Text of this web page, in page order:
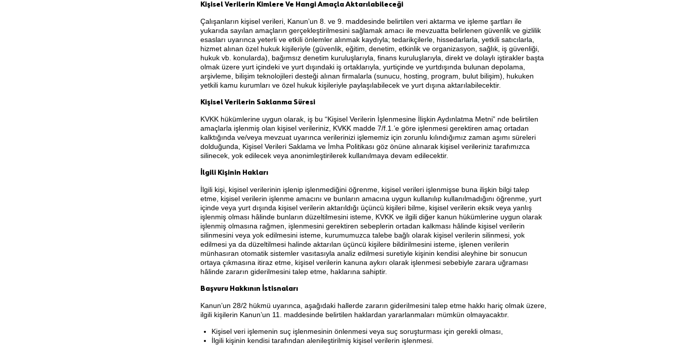
Kişisel Verilerin Kimlere Ve Hangi Amaçla Aktarılabileceği
Çalışanların kişisel verileri, Kanun’un 8. ve 9. maddesinde belirtilen veri aktarma ve işleme şartları ile
yukarıda sayılan amaçların gerçekleştirilmesini sağlamak amacı ile mevzuatta belirlenen güvenlik ve gizlilik
esasları uyarınca yeterli ve etkili önlemler alınmak kaydıyla; tedarikçilerle, hissedarlarla, yetkili satıcılarla,
hizmet alınan özel hukuk kişileriyle (güvenlik, eğitim, denetim, etkinlik ve organizasyon, sağlık, iş güvenliği,
hukuk vb. konularda), bağımsız denetim kuruluşlarıyla, finans kuruluşlarıyla, direkt ve dolaylı iştirakler başta
olmak üzere yurt içindeki ve yurt dışındaki iş ortaklarıyla, yurtiçinde ve yurtdışında bulunan depolama,
arşivleme, bilişim teknolojileri desteği alınan firmalarla (sunucu, hosting, program, bulut bilişim), hukuken
yetkili kamu kurumları ve özel hukuk kişileriyle paylaşılabilecek ve yurt dışına aktarılabilecektir.
Kişisel Verilerin Saklanma Süresi
KVKK hükümlerine uygun olarak, iş bu “Kişisel Verilerin İşlenmesine İlişkin Aydınlatma Metni” nde belirtilen
amaçlarla işlenmiş olan kişisel verileriniz, KVKK madde 7/f.1.’e göre işlenmesi gerektiren amaç ortadan
kalktığında ve/veya mevzuat uyarınca verilerinizi işlememiz için zorunlu kılındığımız zaman aşımı süreleri
dolduğunda, Kişisel Verileri Saklama ve İmha Politikası göz önüne alınarak kişisel verileriniz tarafımızca
silinecek, yok edilecek veya anonimleştirilerek kullanılmaya devam edilecektir.
İlgili Kişinin Hakları
İlgili kişi, kişisel verilerinin işlenip işlenmediğini öğrenme, kişisel verileri işlenmişse buna ilişkin bilgi talep
etme, kişisel verilerin işlenme amacını ve bunların amacına uygun kullanılıp kullanılmadığını öğrenme, yurt
içinde veya yurt dışında kişisel verilerin aktarıldığı üçüncü kişileri bilme, kişisel verilerin eksik veya yanlış
işlenmiş olması hâlinde bunların düzeltilmesini isteme, KVKK ve ilgili diğer kanun hükümlerine uygun olarak
işlenmiş olmasına rağmen, işlenmesini gerektiren sebeplerin ortadan kalkması hâlinde kişisel verilerin
silinmesini veya yok edilmesini isteme, kurumumuzca talebe bağlı olarak kişisel verilerin silinmesi, yok
edilmesi ya da düzeltilmesi halinde aktarılan üçüncü kişilere bildirilmesini isteme, işlenen verilerin
münhasıran otomatik sistemler vasıtasıyla analiz edilmesi suretiyle kişinin kendisi aleyhine bir sonucun
ortaya çıkmasına itiraz etme, kişisel verilerin kanuna aykırı olarak işlenmesi sebebiyle zarara uğraması
hâlinde zararın giderilmesini talep etme, haklarına sahiptir.
Başvuru Hakkının İstisnaları
Kanun’un 28/2 hükmü uyarınca, aşağıdaki hallerde zararın giderilmesini talep etme hakkı hariç olmak üzere,
ilgili kişilerin Kanun’un 11. maddesinde belirtilen haklardan yararlanmaları mümkün olmayacaktır.
Kişisel veri işlemenin suç işlenmesinin önlenmesi veya suç soruşturması için gerekli olması,
İlgili kişinin kendisi tarafından alenileştirilmiş kişisel verilerin işlenmesi.